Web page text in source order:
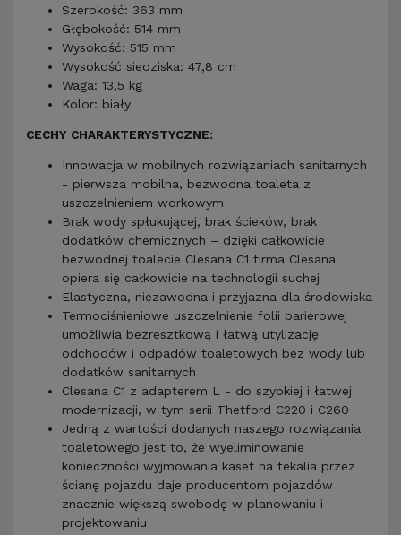
Szerokość: 363 mm
Głębokość: 514 mm
Wysokość: 515 mm
Wysokość siedziska: 47,8 cm
Waga: 13,5 kg
Kolor: biały
CECHY CHARAKTERYSTYCZNE:
Innowacja w mobilnych rozwiązaniach sanitarnych
- pierwsza mobilna, bezwodna toaleta z
uszczelnieniem workowym
Brak wody spłukującej, brak ścieków, brak
dodatków chemicznych – dzięki całkowicie
bezwodnej toalecie Clesana C1 firma Clesana
opiera się całkowicie na technologii suchej
Elastyczna, niezawodna i przyjazna dla środowiska
Termociśnieniowe uszczelnienie folii barierowej
umożliwia bezresztkową i łatwą utylizację
odchodów i odpadów toaletowych bez wody lub
dodatków sanitarnych
Clesana C1 z adapterem L - do szybkiej i łatwej
modernizacji, w tym serii Thetford C220 i C260
Jedną z wartości dodanych naszego rozwiązania
toaletowego jest to, że wyeliminowanie
konieczności wyjmowania kaset na fekalia przez
ścianę pojazdu daje producentom pojazdów
znacznie większą swobodę w planowaniu i
projektowaniu